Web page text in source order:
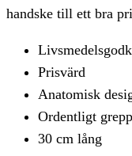
handske till ett bra
Prisvärd
Anatomisk
Ordentligt grepp
30 cm lång